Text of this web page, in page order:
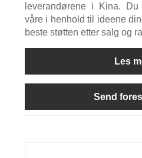
leverandørene i Kina.
våre i henhold til ideene
beste støtten etter salg og
Les
Send